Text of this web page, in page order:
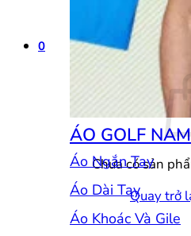
Quay
0
Chưa có sản
Quay trở
ÁO GOLF NAM
Áo Ngắn Tay
Áo Dài Tay
Áo Khoác Và Gile